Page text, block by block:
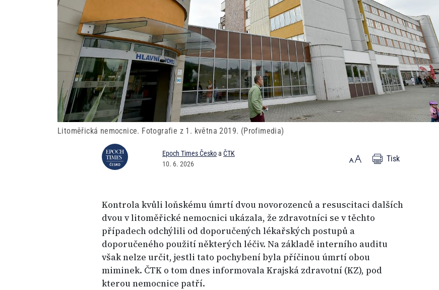
Litoměřická nemocnice. Fotografie z 1. května 2019. (Profimedia)
Epoch Times Českoa ČTK
10. 6. 2026
Tisk
Kontrola kvůli loňskému úmrtí dvou novorozenců a resuscitaci dalších
dvou v litoměřické nemocnici ukázala, že zdravotníci se v těchto
případech odchýlili od doporučených lékařských postupů a
doporučeného použití některých léčiv. Na základě interního auditu
však nelze určit, jestli tato pochybení byla příčinou úmrtí obou
miminek. ČTK o tom dnes informovala Krajská zdravotní (KZ), pod
kterou nemocnice patří.